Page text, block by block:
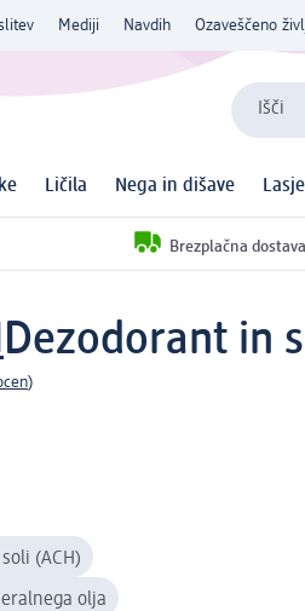
Mediji Navdih Ozaveščeno
Išči
Ličila Nega in dišave Lasje
Brezplačna
Dezodorant in
)
(ACH)
olja